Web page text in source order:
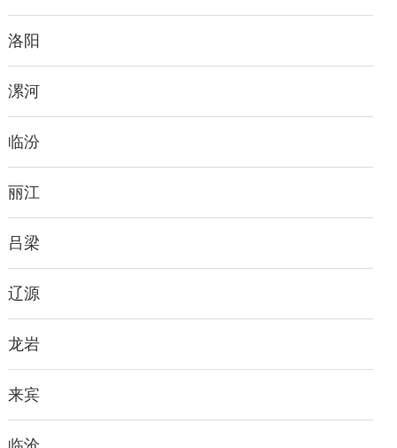
洛阳
漯河
临汾
丽江
吕梁
辽源
龙岩
来宾